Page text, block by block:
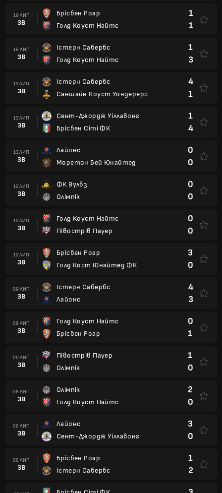
19 ЛИП
ЗВ
Брісбен Роар
Голд Коуст Найтс
1
1
16 ЛИП
ЗВ
Істерн Сабербс
Голд Коуст Найтс
1
3
13 ЛИП
ЗВ
Істерн Сабербс
Саншайн Коуст Уондерерс
4
1
13 ЛИП
ЗВ
Сент-Джордж Уіллавонг
Брісбен Сіті ФК
1
4
13 ЛИП
ЗВ
Лайонс
Моретон Бей Юнайтед
0
0
12 ЛИП
ЗВ
ФК Вулвз
Олімпік
0
0
12 ЛИП
ЗВ
Голд Коуст Найтс
Півострів Пауер
0
0
12 ЛИП
ЗВ
Брісбен Роар
Голд Кост Юнайтед ФК
3
0
09 ЛИП
ЗВ
Істерн Сабербс
Лайонс
4
3
09 ЛИП
ЗВ
Голд Коуст Найтс
Брісбен Роар
0
1
09 ЛИП
ЗВ
Півострів Пауер
Олімпік
1
0
06 ЛИП
ЗВ
Олімпік
Голд Коуст Найтс
2
0
06 ЛИП
ЗВ
Лайонс
Сент-Джордж Уіллавонг
3
0
06 ЛИП
ЗВ
Брісбен Роар
Істерн Сабербс
1
2